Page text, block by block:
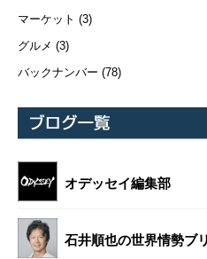
マーケット (3)
グルメ (3)
バックナンバー (78)
オデッセイ編集部
石井順也の世界情勢ブ